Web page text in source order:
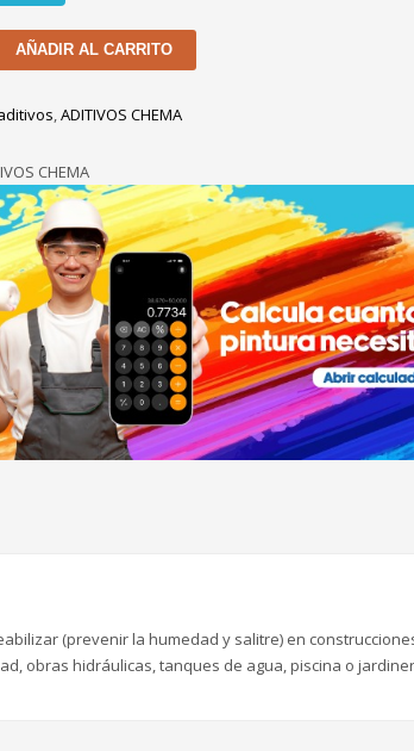
AÑADIR AL CARRITO
,ADITIVOS CHEMA
CHEMA
(prevenir la humedad y salitre) en
obras hidráulicas, tanques de agua, piscina o